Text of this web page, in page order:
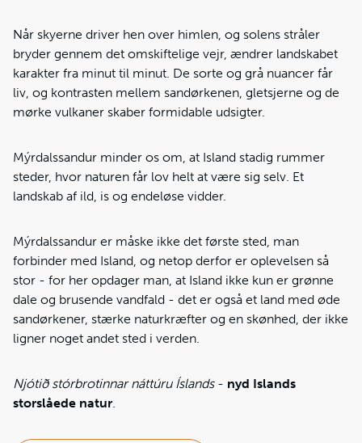
Når skyerne driver hen over himlen, og solens stråler
bryder gennem det omskiftelige vejr, ændrer landskabet
karakter fra minut til minut. De sorte og grå nuancer får
liv, og kontrasten mellem sandørkenen, gletsjerne og de
mørke vulkaner skaber formidable udsigter.
Mýrdalssandur minder os om, at Island stadig rummer
steder, hvor naturen får lov helt at være sig selv. Et
landskab af ild, is og endeløse vidder.
Mýrdalssandur er måske ikke det første sted, man
forbinder med Island, og netop derfor er oplevelsen så
stor - for her opdager man, at Island ikke kun er grønne
dale og brusende vandfald - det er også et land med øde
sandørkener, stærke naturkræfter og en skønhed, der ikke
ligner noget andet sted i verden.
Njótið stórbrotinnar náttúru Íslands- nyd Islands
storslåede natur.